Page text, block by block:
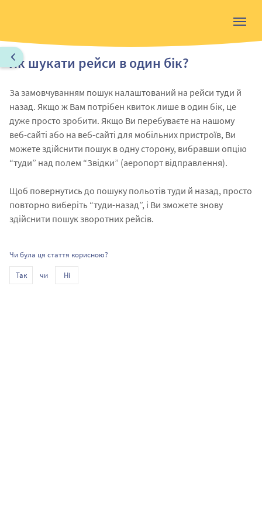
Як шукати рейси в один бік?
За замовчуванням пошук налаштований на рейси туди й
назад. Якщо ж Вам потрібен квиток лише в один бік, це
дуже просто зробити. Якщо Ви перебуваєте на нашому
веб-сайті або на веб-сайті для мобільних пристроїв, Ви
можете здійснити пошук в одну сторону, вибравши опцію
“туди” над полем “Звідки” (аеропорт відправлення).
Щоб повернутись до пошуку польотів туди й назад, просто
повторно виберіть “туди-назад”, і Ви зможете знову
здійснити пошук зворотних рейсів.
Чи була ця стаття корисною?
Так чи Ні